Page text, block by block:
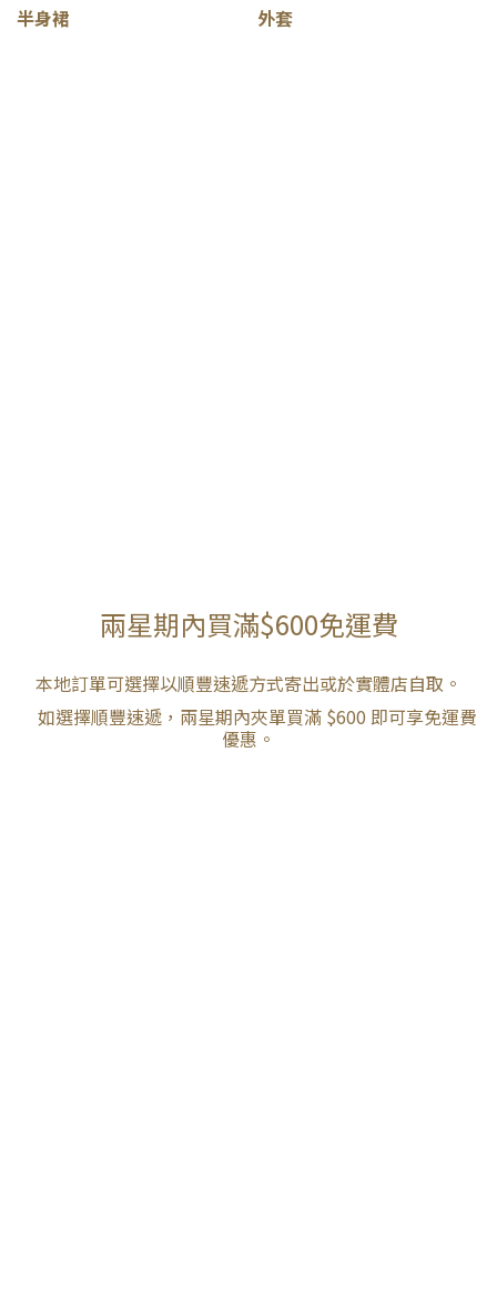
半身裙 外套
兩星期內買滿$600免運費
本地訂單可選擇以順豐速遞方式寄出或於實體店自取。
如選擇順豐速遞，兩星期內夾單買滿 $600 即可享免運費
優惠。